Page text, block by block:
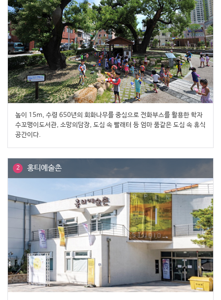
높이 15m, 수령 650년의 회화나무를 중심으로 전화부스를 활용한 학자
수꼬맹이도서관, 소망의담장, 도심 속 빨래터 등 엄마 품같은 도심 속 휴식
공간이다.
2 홍티예술촌